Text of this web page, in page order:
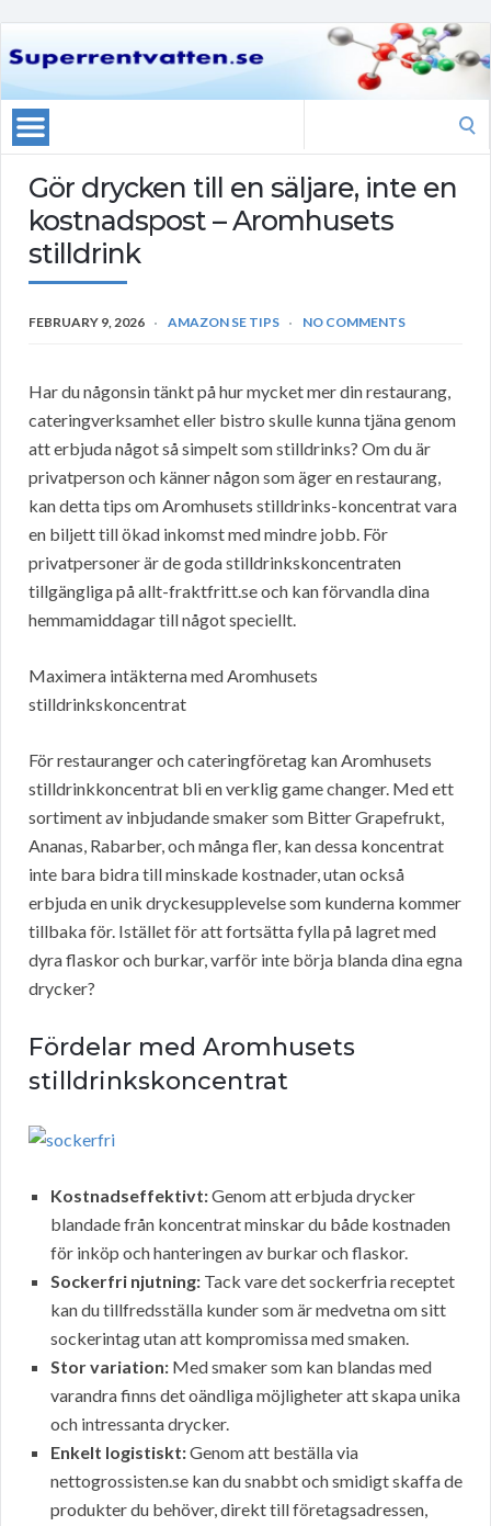
Gör drycken till en säljare, inte en
kostnadspost – Aromhusets
stilldrink
FEBRUARY 9, 2026 AMAZON SE TIPS NO COMMENTS
Har du någonsin tänkt på hur mycket mer din restaurang,
cateringverksamhet eller bistro skulle kunna tjäna genom
att erbjuda något så simpelt som stilldrinks? Om du är
privatperson och känner någon som äger en restaurang,
kan detta tips om Aromhusets stilldrinks-koncentrat vara
en biljett till ökad inkomst med mindre jobb. För
privatpersoner är de goda stilldrinkskoncentraten
tillgängliga på allt-fraktfritt.se och kan förvandla dina
hemmamiddagar till något speciellt.
Maximera intäkterna med Aromhusets
stilldrinkskoncentrat
För restauranger och cateringföretag kan Aromhusets
stilldrinkkoncentrat bli en verklig game changer. Med ett
sortiment av inbjudande smaker som Bitter Grapefrukt,
Ananas, Rabarber, och många fler, kan dessa koncentrat
inte bara bidra till minskade kostnader, utan också
erbjuda en unik dryckesupplevelse som kunderna kommer
tillbaka för. Istället för att fortsätta fylla på lagret med
dyra flaskor och burkar, varför inte börja blanda dina egna
drycker?
Fördelar med Aromhusets
stilldrinkskoncentrat
Kostnadseffektivt:Genom att erbjuda drycker
blandade från koncentrat minskar du både kostnaden
för inköp och hanteringen av burkar och flaskor.
Sockerfri njutning: Tack vare det sockerfria receptet
kan du tillfredsställa kunder som är medvetna om sitt
sockerintag utan att kompromissa med smaken.
Stor variation: Med smaker som kan blandas med
varandra finns det oändliga möjligheter att skapa unika
och intressanta drycker.
Enkelt logistiskt:Genom att beställa via
nettogrossisten.se kan du snabbt och smidigt skaffa de
produkter du behöver, direkt till företagsadressen,